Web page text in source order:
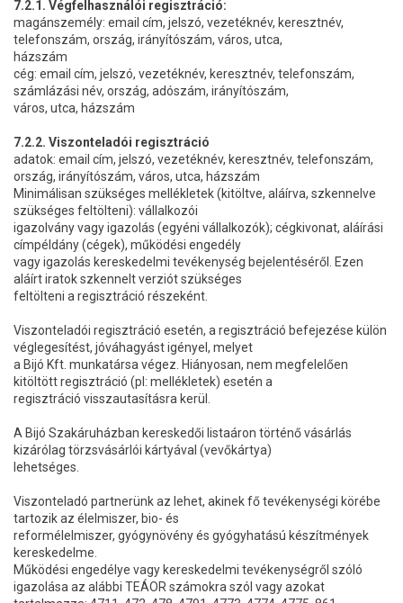
7.2.1. Végfelhasználói regisztráció:
magánszemély: email cím, jelszó, vezetéknév, keresztnév,
telefonszám, ország, irányítószám, város, utca,
házszám
cég: email cím, jelszó, vezetéknév, keresztnév, telefonszám,
számlázási név, ország, adószám, irányítószám,
város, utca, házszám
7.2.2. Viszonteladói regisztráció
adatok: email cím, jelszó, vezetéknév, keresztnév, telefonszám,
ország, irányítószám, város, utca, házszám
Minimálisan szükséges mellékletek (kitöltve, aláírva, szkennelve
szükséges feltölteni): vállalkozói
igazolvány vagy igazolás (egyéni vállalkozók); cégkivonat, aláírási
címpéldány (cégek), működési engedély
vagy igazolás kereskedelmi tevékenység bejelentéséről. Ezen
aláírt iratok szkennelt verziót szükséges
feltölteni a regisztráció részeként.
Viszonteladói regisztráció esetén, a regisztráció befejezése külön
véglegesítést, jóváhagyást igényel, melyet
a Bijó Kft. munkatársa végez. Hiányosan, nem megfelelően
kitöltött regisztráció (pl: mellékletek) esetén a
regisztráció visszautasításra kerül.
A Bijó Szakáruházban kereskedői listaáron történő vásárlás
kizárólag törzsvásárlói kártyával (vevőkártya)
lehetséges.
Viszonteladó partnerünk az lehet, akinek fő tevékenységi körébe
tartozik az élelmiszer, bio- és
reformélelmiszer, gyógynövény és gyógyhatású készítmények
kereskedelme.
Működési engedélye vagy kereskedelmi tevékenységről szóló
igazolása az alábbi TEÁOR számokra szól vagy azokat